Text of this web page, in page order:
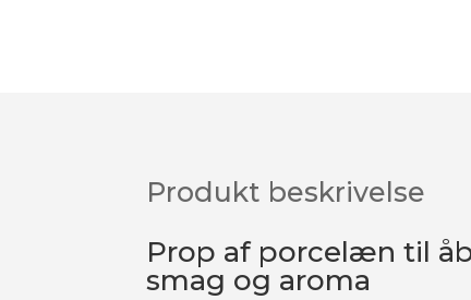
Produkt beskrivelse
Prop af porcelæn til
smag og aroma